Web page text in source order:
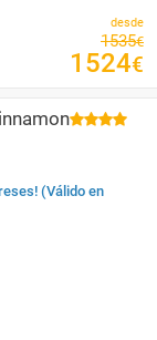
desde
1535€
1524€
(Válido en